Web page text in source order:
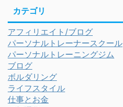
カテゴリ
アフィリエイト/ブログ
パーソナルトレーナースクール
パーソナルトレーニングジム
ブログ
ボルダリング
ライフスタイル
仕事とお金